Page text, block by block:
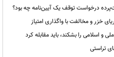
درخواست توقف یک آیین‌نامه چه بود؟
خزر و مخالفت با واگذاری امتیاز
اسلامی را بشکند، باید مقابله کرد